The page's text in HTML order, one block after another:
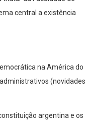
central a existência
na América do
(novidades
argentina e os